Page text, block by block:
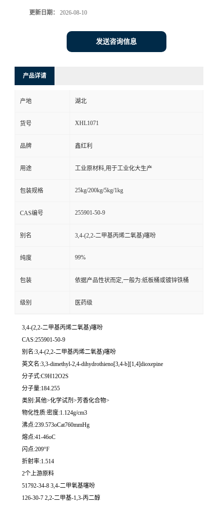
更新日期： 2026-08-10
发送咨询信息
产品详请
产地 湖北
货号 XHL1071
品牌 鑫红利
用途 工业原材料,用于工业化大生产
包装规格 25kg/200kg/5kg/1kg
CAS编号 255901-50-9
别名 3,4-(2,2-二甲基丙烯二氧基)噻吩
纯度 99%
包装 依据产品性状而定,一般为:纸板桶或镀锌铁桶
级别 医药级
3,4-(2,2-二甲基丙烯二氧基)噻吩
CAS:255901-50-9
别名:3,4-(2,2-二甲基丙烯二氧基)噻吩
英文名:3,3-dimethyl-2,4-dihydrothieno[3,4-b][1,4]dioxepine
分子式:C9H12O2S
分子量:184.255
类别:其他>化学试剂>芳香化合物>
物化性质:密度:1.124g/cm3
沸点:239.573oCat760mmHg
熔点:41-46oC
闪点:209°F
折射率:1.514
2个上游原料
51792-34-8 3,4-二甲氧基噻吩
126-30-7 2,2-二甲基-1,3-丙二醇